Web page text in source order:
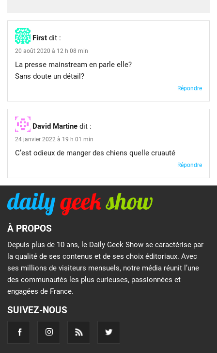
First dit :
20 août 2020 à 12 h 08 min
La presse mainstream en parle elle?
Sans doute un détail?
Répondre
David Martine dit :
24 janvier 2022 à 19 h 01 min
C’est odieux de manger des chiens quelle cruauté
Répondre
À PROPOS
Depuis plus de 10 ans, le Daily Geek Show se caractérise par
la qualité de ses contenus et de ses choix éditoriaux. Avec
ses millions de visiteurs mensuels, notre média réunit l’une
des communautés les plus curieuses, passionnées et
engagées de France.
SUIVEZ-NOUS